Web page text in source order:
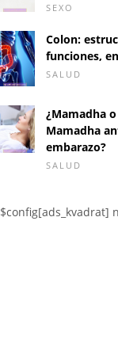
SEXO
Colon:
funciones,
SALUD
¿Mamadha
Mamadha
embarazo?
SALUD
$config[ads_kvadrat]